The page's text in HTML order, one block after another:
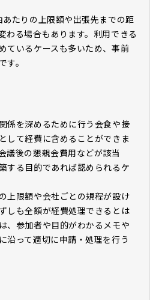
たりの上限額や出張先までの距
わる場合もあります。利用できる
ているケースも多いため、事前
。
係を深めるために行う会食や接
して経費に含めることができま
議後の懇親会費用などが該当
する目的であれば認められるケ
上限額や会社ごとの規程が設け
しも全額が経費処理できるとは
、参加者や目的がわかるメモや
沿って適切に申請・処理を行う